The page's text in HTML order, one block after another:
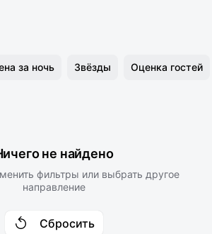
за ночь Звёзды Оценка гостей
не найдено
фильтры или выбрать другое
направление
Сбросить